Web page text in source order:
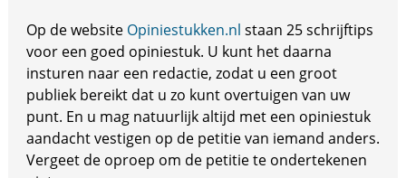
Op de website Opiniestukken.nl staan 25 schrijftips
voor een goed opiniestuk. U kunt het daarna
insturen naar een redactie, zodat u een groot
publiek bereikt dat u zo kunt overtuigen van uw
punt. En u mag natuurlijk altijd met een opiniestuk
aandacht vestigen op de petitie van iemand anders.
Vergeet de oproep om de petitie te ondertekenen